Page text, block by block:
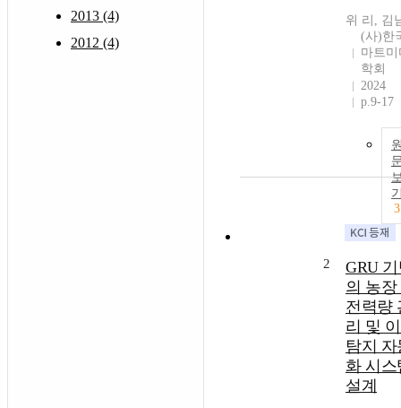
2013 (4)
2012 (4)
위 리, 김
(사)한
마트
학회
2024
p.9-17
3
2
GRU
의 농장
전력량
리 및
탐지 자
화 시스
설계